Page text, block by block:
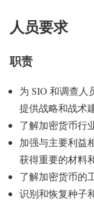
人员要求
职责
为 SIO 和调查人
提供战略和战术
了解加密货币行
加强与主要利益
获得重要的材料
了解加密货币的
识别和恢复种子